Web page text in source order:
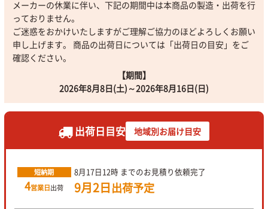
メーカーの休業に伴い、下記の期間中は本商品の製造・出荷を行
っておりません。
ご迷惑をおかけいたしますがご理解ご協力のほどよろしくお願い
申し上げます。 商品の出荷日については「出荷日の目安」をご
確認ください。
【期間】
2026年8月8日(土)～2026年8月16日(日)
出荷日目安 地域別お届け目安
短納期
4営業日出荷
8月17日12時 までのお見積り依頼完了
9月2日出荷予定